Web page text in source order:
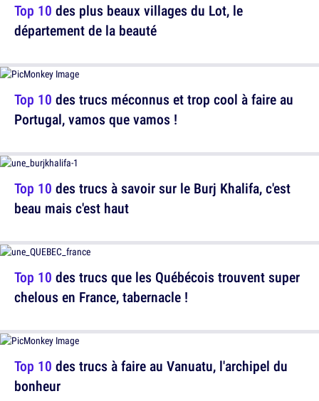
Top 10 des plus beaux villages du Lot, le
département de la beauté
Top 10 des trucs à savoir sur le Burj Khalifa, c'est
beau mais c'est haut
Top 10 des trucs à faire au Vanuatu, l'archipel du
bonheur
Top 10 des trucs méconnus et trop cool à faire au
Portugal, vamos que vamos !
Top 10 des trucs que les Québécois trouvent super
chelous en France, tabernacle !